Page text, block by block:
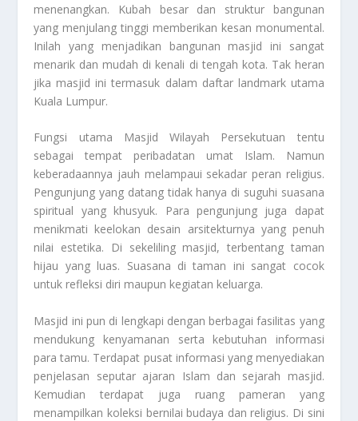
menenangkan. Kubah besar dan struktur bangunan
yang menjulang tinggi memberikan kesan monumental.
Inilah yang menjadikan bangunan masjid ini sangat
menarik dan mudah di kenali di tengah kota. Tak heran
jika masjid ini termasuk dalam daftar landmark utama
Kuala Lumpur.
Fungsi utama Masjid Wilayah Persekutuan tentu
sebagai tempat peribadatan umat Islam. Namun
keberadaannya jauh melampaui sekadar peran religius.
Pengunjung yang datang tidak hanya di suguhi suasana
spiritual yang khusyuk. Para pengunjung juga dapat
menikmati keelokan desain arsitekturnya yang penuh
nilai estetika. Di sekeliling masjid, terbentang taman
hijau yang luas. Suasana di taman ini sangat cocok
untuk refleksi diri maupun kegiatan keluarga.
Masjid ini pun di lengkapi dengan berbagai fasilitas yang
mendukung kenyamanan serta kebutuhan informasi
para tamu. Terdapat pusat informasi yang menyediakan
penjelasan seputar ajaran Islam dan sejarah masjid.
Kemudian terdapat juga ruang pameran yang
menampilkan koleksi bernilai budaya dan religius. Di sini